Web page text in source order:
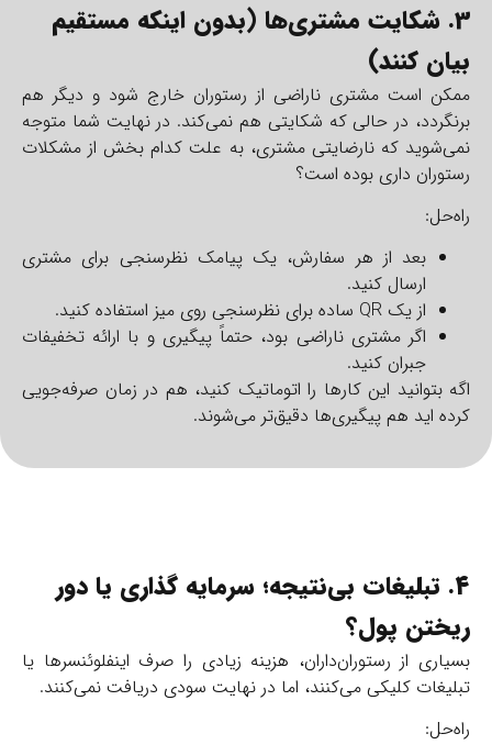
3. شکایت مشتری‌ها (بدون اینکه مستقیم
بیان کنند)
ممکن است مشتری ناراضی از رستوران خارج شود و دیگر هم
برنگردد، در حالی که شکایتی هم نمی‌کند. در نهایت شما متوجه
نمی‌شوید که نارضایتی مشتری، به علت کدام بخش از مشکلات
رستوران‌ داری بوده است؟
راه‌حل:
بعد از هر سفارش، یک پیامک نظر‌سنجی برای مشتری
ارسال کنید.
از یک QR ساده برای نظرسنجی روی میز استفاده کنید.
اگر مشتری ناراضی بود، حتماً پیگیری و با ارائه تخفیفات
جبران کنید.
اگه بتوانید این کارها را اتوماتیک کنید، هم در زمان صرفه‌جویی
کرده اید هم پیگیری‌ها دقیق‌تر می‌شوند.
4. تبلیغات بی‌نتیجه؛ سرمایه گذاری یا دور
ریختن پول؟
بسیاری از رستوران‌داران، هزینه زیادی را صرف اینفلوئنسرها یا
تبلیغات کلیکی می‌کنند، اما در نهایت سودی دریافت نمی‌کنند.
راه‌حل: